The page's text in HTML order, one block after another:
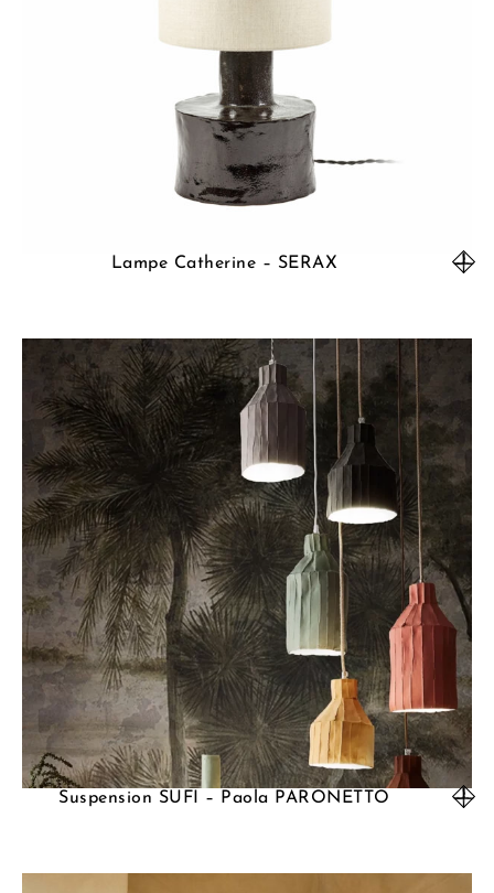
Lampe Catherine – SERAX
Suspension SUFI – Paola PARONETTO